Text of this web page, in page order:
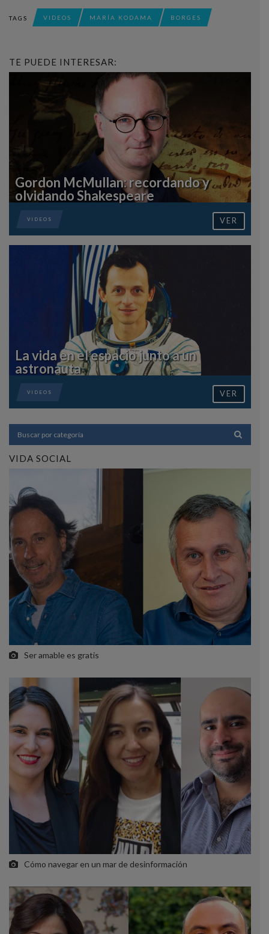
TAGS VIDEOS MARÍA KODAMA BORGES
TE PUEDE INTERESAR:
Gordon McMullan: recordando y
olvidando Shakespeare
VIDEOS VER
La vida en el espacio junto a un
astronauta
VIDEOS VER
VIDA SOCIAL
Ser amable es gratis
Cómo navegar en un mar de desinformación